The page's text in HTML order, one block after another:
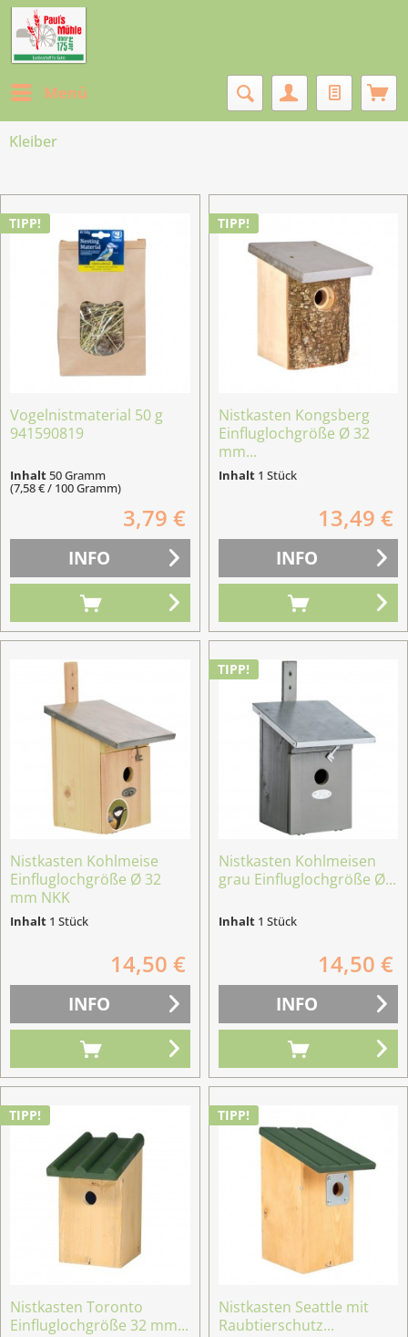
Menü
Kleiber
TIPP!
Vogelnistmaterial 50 g
941590819
Inhalt50 Gramm
(7,58 € / 100 Gramm)
3,79 €
INFO
TIPP!
Nistkasten Kongsberg
Einfluglochgröße Ø 32
mm...
Inhalt 1 Stück
13,49 €
INFO
Nistkasten Kohlmeise
Einfluglochgröße Ø 32
mm NKK
Inhalt 1 Stück
14,50 €
INFO
TIPP!
Nistkasten Kohlmeisen
grau Einfluglochgröße Ø...
Inhalt 1 Stück
14,50 €
INFO
TIPP!
Nistkasten Toronto
Einfluglochgröße 32 mm...
TIPP!
Nistkasten Seattle mit
Raubtierschutz...